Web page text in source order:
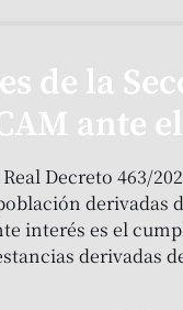
de la
ante
Decreto 463/
derivadas
interés es el
derivadas